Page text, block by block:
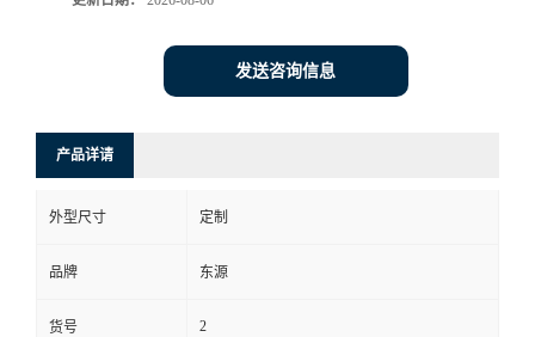
发送咨询信息
产品详请
外型尺寸 定制
品牌 东源
货号 2